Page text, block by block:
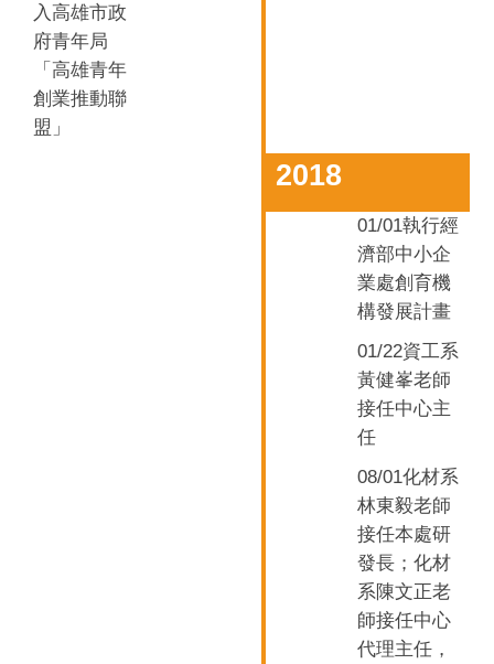
入高雄市政
府青年局
「高雄青年
創業推動聯
盟」
2018
01/01執行經
濟部中小企
業處創育機
構發展計畫
01/22資工系
黃健峯老師
接任中心主
任
08/01化材系
林東毅老師
接任本處研
發長；化材
系陳文正老
師接任中心
代理主任，